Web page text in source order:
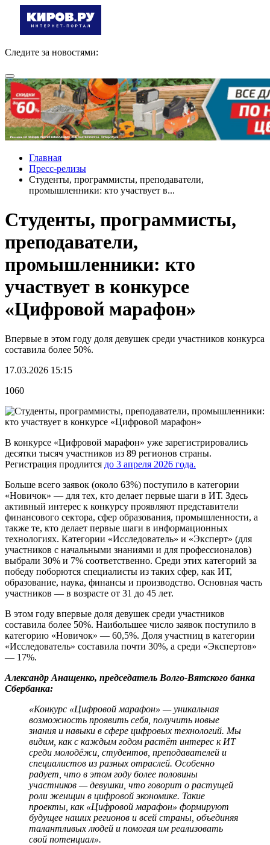
Следите за новостями:
Главная
Пресс-релизы
Студенты, программисты, преподаватели,
промышленники: кто участвует в...
Студенты, программисты,
преподаватели,
промышленники: кто
участвует в конкурсе
«Цифровой марафон»
Впервые в этом году доля девушек среди участников конкурса
составила более 50%.
17.03.2026 15:15
1060
В конкурсе «Цифровой марафон» уже зарегистрировались
десятки тысяч участников из 89 регионов страны.
Регистрация продлится до 3 апреля 2026 года.
Больше всего заявок (около 63%) поступило в категории
«Новичок» — для тех, кто делает первые шаги в ИТ. Здесь
активный интерес к конкурсу проявляют представители
финансового сектора, сфер образования, промышленности, а
также те, кто делает первые шаги в информационных
технологиях. Категории «Исследователь» и «Эксперт» (для
участников с начальными знаниями и для профессионалов)
выбрали 30% и 7% соответственно. Среди этих категорий за
победу поборются специалисты из таких сфер, как ИТ,
образование, наука, финансы и производство. Основная часть
участников — в возрасте от 31 до 45 лет.
В этом году впервые доля девушек среди участников
составила более 50%. Наибольшее число заявок поступило в
категорию «Новичок» — 60,5%. Доля участниц в категории
«Исследователь» составила почти 30%, а среди «Экспертов»
— 17%.
Александр Анащенко, председатель Волго-Вятского банка
Сбербанка:
«Конкурс «Цифровой марафон» — уникальная
возможность проявить себя, получить новые
знания и навыки в сфере цифровых технологий. Мы
видим, как с каждым годом растёт интерес к ИТ
среди молодёжи, студентов, преподавателей и
специалистов из разных отраслей. Особенно
радует, что в этом году более половины
участников — девушки, что говорит о растущей
роли женщин в цифровой экономике. Такие
проекты, как «Цифровой марафон» формируют
будущее наших регионов и всей страны, объединяя
талантливых людей и помогая им реализовать
свой потенциал».